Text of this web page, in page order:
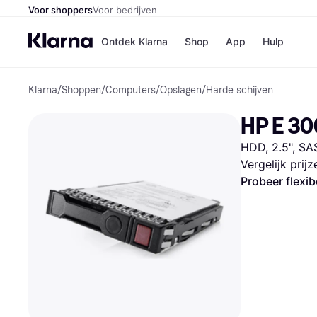
Voor shoppersVoor bedrijven
Ontdek Klarna Shop
Winkels
Bol
H&M
App Hulp
Klarna/Shoppen/Computers/Opslagen/Harde schijven
HP E
HDD, 2.5",
Vergelijk
Probeer